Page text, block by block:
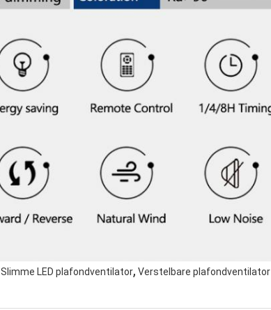
Slimme LED plafondventilator, Verstelbare plafondventilator